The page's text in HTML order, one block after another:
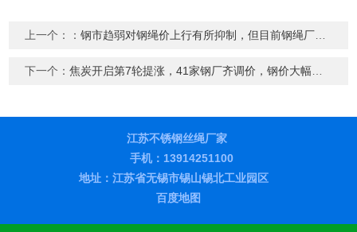
上一个：：钢市趋弱对钢绳价上行有所抑制，但目前钢绳厂库存不大
下一个：焦炭开启第7轮提涨，41家钢厂齐调价，钢价大幅上涨
江苏不锈钢丝绳厂家
手机：13914251100
地址：江苏省无锡市锡山锡北工业园区
百度地图